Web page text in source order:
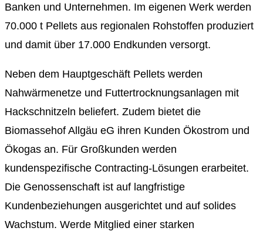
Banken und Unternehmen. Im eigenen Werk werden
70.000 t Pellets aus regionalen Rohstoffen produziert
und damit über 17.000 Endkunden versorgt.
Neben dem Hauptgeschäft Pellets werden
Nahwärmenetze und Futtertrocknungsanlagen mit
Hackschnitzeln beliefert. Zudem bietet die
Biomassehof Allgäu eG ihren Kunden Ökostrom und
Ökogas an. Für Großkunden werden
kundenspezifische Contracting-Lösungen erarbeitet.
Die Genossenschaft ist auf langfristige
Kundenbeziehungen ausgerichtet und auf solides
Wachstum. Werde Mitglied einer starken